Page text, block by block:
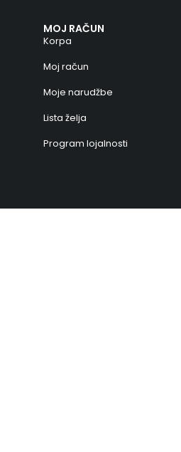
MOJ RAČUN
Korpa
Moj račun
Moje narudžbe
Lista želja
Program lojalnosti